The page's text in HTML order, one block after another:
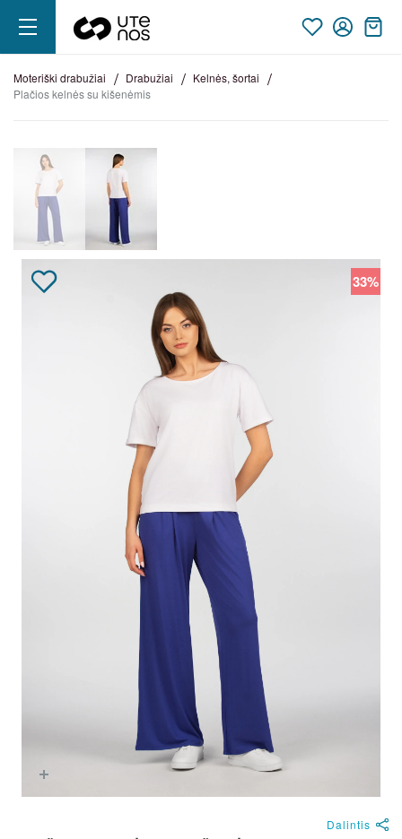
moteriški drabužiai drabužiai
kelnės, šortai
plačios kelnės su kišenėmis
33%
Dalintis